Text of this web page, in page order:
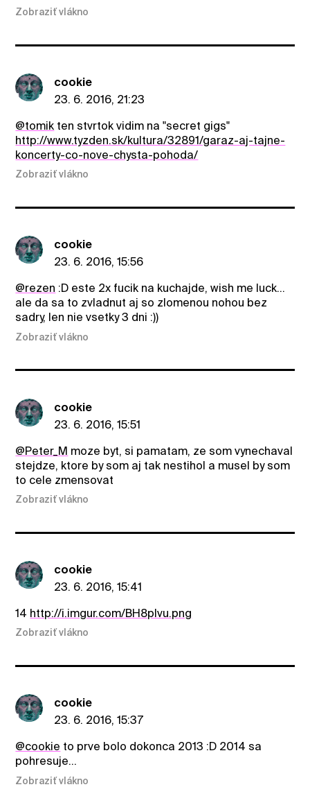
Zobraziť vlákno
cookie
23. 6. 2016, 21:23
@tomik ten stvrtok vidim na "secret gigs"
http://www.tyzden.sk/kultura/32891/garaz-aj-tajne-
koncerty-co-nove-chysta-pohoda/
Zobraziť vlákno
cookie
23. 6. 2016, 15:56
@rezen :D este 2x fucik na kuchajde, wish me luck...
ale da sa to zvladnut aj so zlomenou nohou bez
sadry, len nie vsetky 3 dni :))
Zobraziť vlákno
cookie
23. 6. 2016, 15:51
@Peter_M moze byt, si pamatam, ze som vynechaval
stejdze, ktore by som aj tak nestihol a musel by som
to cele zmensovat
Zobraziť vlákno
cookie
23. 6. 2016, 15:41
14 http://i.imgur.com/BH8plvu.png
Zobraziť vlákno
cookie
23. 6. 2016, 15:37
@cookie to prve bolo dokonca 2013 :D 2014 sa
pohresuje...
Zobraziť vlákno